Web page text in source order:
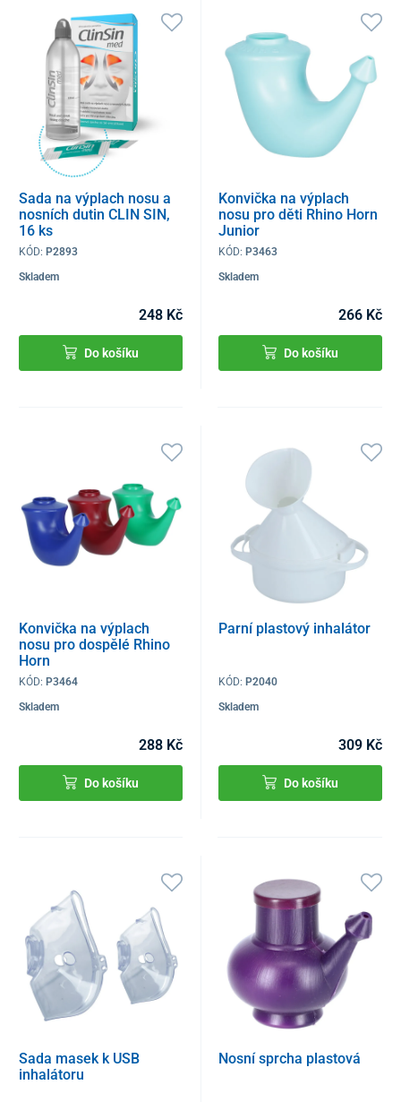
Sada na výplach nosu a
nosních dutin CLIN SIN,
16 ks
KÓD: P2893
Skladem
248 Kč
Do košíku
Konvička na výplach
nosu pro děti Rhino Horn
Junior
KÓD: P3463
Skladem
266 Kč
Do košíku
Konvička na výplach
nosu pro dospělé Rhino
Horn
KÓD: P3464
Skladem
288 Kč
Do košíku
Parní plastový inhalátor
KÓD: P2040
Skladem
309 Kč
Do košíku
Sada masek k USB
inhalátoru
Nosní sprcha plastová